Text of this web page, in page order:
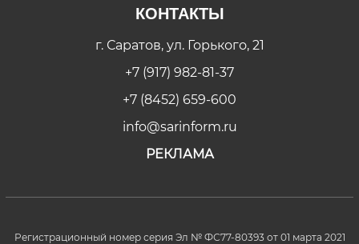
КОНТАКТЫ
г. Саратов, ул. Горького, 21
+7 (917) 982-81-37
+7 (8452) 659-600
info@sarinform.ru
РЕКЛАМА
Регистрационный номер серия Эл № ФС77-80393 от 01 марта 2021